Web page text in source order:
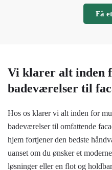
Få
Vi klarer alt inden
badeværelser til
Hos os klarer vi alt inden for
badeværelser til omfattende
hjem fortjener den bedste
uanset om du ønsker et
løsninger eller en flot og